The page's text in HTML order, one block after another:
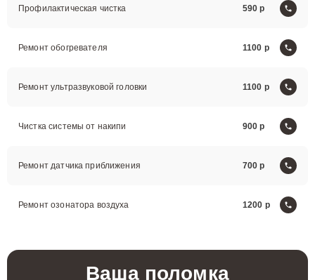
Профилактическая чистка 590
Ремонт обогревателя 1100
Ремонт ультразвуковой головки 1100
Чистка системы от накипи 900
Ремонт датчика приближения 700
Ремонт озонатора воздуха 1200
Ваша поломка